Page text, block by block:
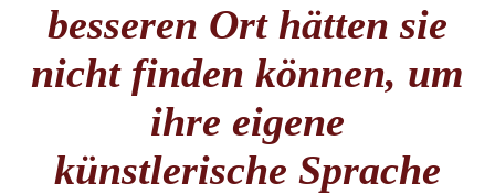
besseren Ort hätten sie
nicht finden können, um
ihre eigene
künstlerische Sprache